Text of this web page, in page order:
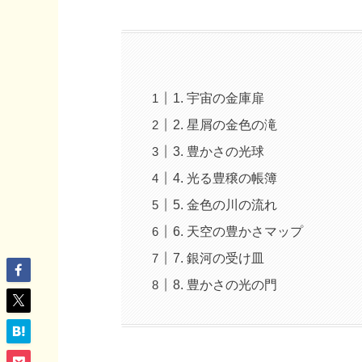
1. 宇宙の金庫扉
2. 星屑の金色の滝
3. 豊かさの光球
4. 光る豊穣の帳簿
5. 金色の川の流れ
6. 天空の豊かさマップ
7. 銀河の受け皿
8. 豊かさの光の門